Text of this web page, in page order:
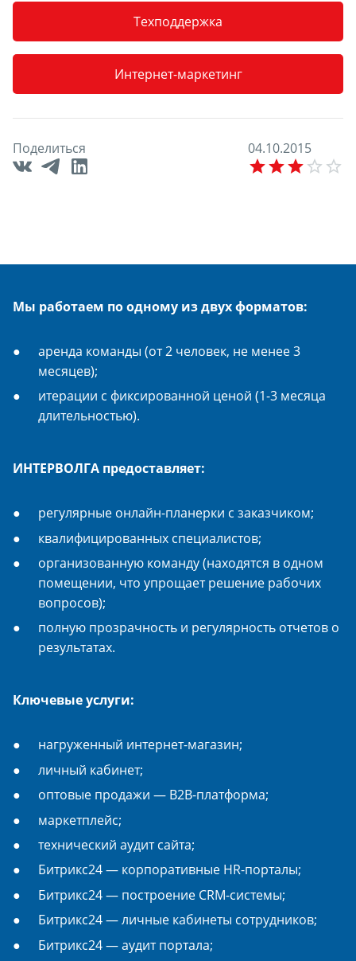
Техподдержка
Интернет-маркетинг
Поделиться 04.10.2015
Мы работаем по одному из двух форматов:
аренда команды (от 2 человек, не менее 3
месяцев);
итерации с фиксированной ценой (1-3 месяца
длительностью).
ИНТЕРВОЛГА предоставляет:
регулярные онлайн-планерки с заказчиком;
квалифицированных специалистов;
организованную команду (находятся в одном
помещении, что упрощает решение рабочих
вопросов);
полную прозрачность и регулярность отчетов о
результатах.
Ключевые услуги:
нагруженный интернет-магазин;
личный кабинет;
оптовые продажи — B2B-платформа;
маркетплейс;
технический аудит сайта;
Битрикс24 — корпоративные HR-порталы;
Битрикс24 — построение CRM-системы;
Битрикс24 — личные кабинеты сотрудников;
Битрикс24 — аудит портала;